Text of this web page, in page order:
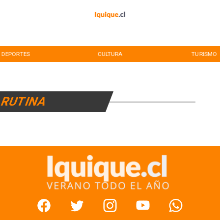
DEPORTES CULTURA TURISMO
RUTINA